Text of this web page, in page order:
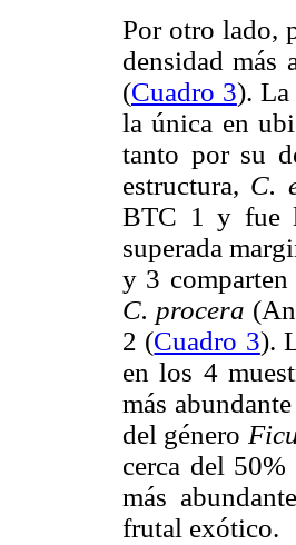
Por otro lado,
densidad más
(Cuadro 3). La
la única en
tanto por su
estructura, C.
BTC 1 y fue
superada
y 3
C. procera
2 (Cuadro 3).
en los 4
más
del género
cerca del 50%
más
frutal exótico.